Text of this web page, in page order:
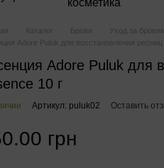
косметика
Каталог Брови Уход за
Adore Puluk для восстановления
Adore Puluk для
10 г
Артикул: puluk02 Оставить
грн